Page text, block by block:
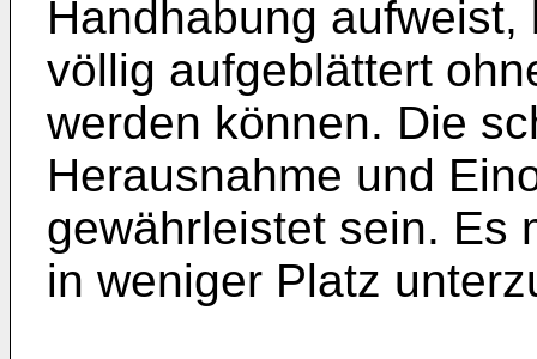
Handhabung
völlig aufgeblättert
werden können. Die
Herausnahme und
gewährleistet sein. Es
in weniger Platz